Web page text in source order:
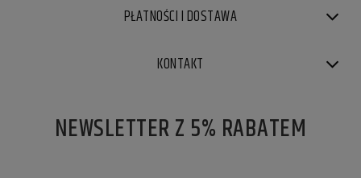
PŁATNOŚCI I DOSTAWA
KONTAKT
NEWSLETTER Z 5% RABATEM